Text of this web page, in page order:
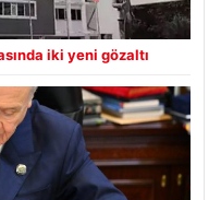
iki yeni gözaltı